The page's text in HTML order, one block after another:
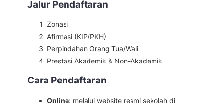
Jalur Pendaftaran
Zonasi
Afirmasi (KIP/PKH)
Perpindahan Orang Tua/Wali
Prestasi Akademik & Non-Akademik
Cara Pendaftaran
Online: melalui website resmi sekolah di